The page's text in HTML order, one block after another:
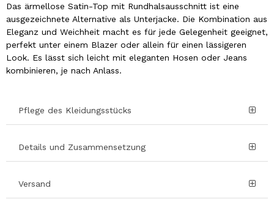
Das ärmellose Satin-Top mit Rundhalsausschnitt ist eine
ausgezeichnete Alternative als Unterjacke. Die Kombination aus
Eleganz und Weichheit macht es für jede Gelegenheit geeignet,
perfekt unter einem Blazer oder allein für einen lässigeren
Look. Es lässt sich leicht mit eleganten Hosen oder Jeans
kombinieren, je nach Anlass.
Pflege des Kleidungsstücks
Details und Zusammensetzung
Versand